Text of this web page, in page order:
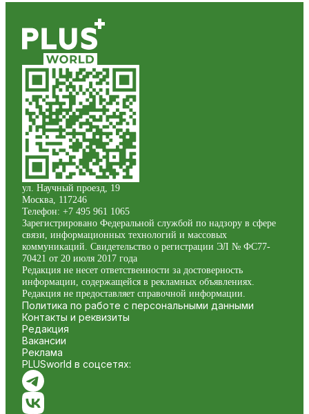
ул. Научный проезд, 19
Москва 117246
Телефон: +7 495 961 1065
Зарегистрировано Федеральной службой по надзору в сфере
связи, информационных технологий и массовых
коммуникаций. Свидетельство о регистрации ЭЛ № ФС77-
70421 от 20 июля 2017 года
Редакция не несет ответственности за достоверность
информации, содержащейся в рекламных объявлениях.
Редакция не предоставляет справочной информации.
Политика по работе с персональными данными
Контакты и реквизиты
Редакция
Вакансии
Реклама
PLUSworld в соцсетях: